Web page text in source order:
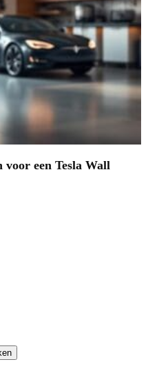
voor een Tesla Wall